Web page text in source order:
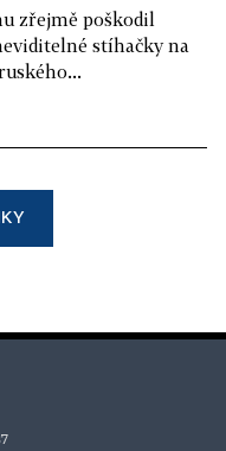
zřejmě poškodil
stíhačky na